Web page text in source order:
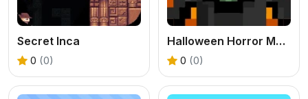
Secret Inca
0 (0)
Halloween Horror Massacre
0 (0)